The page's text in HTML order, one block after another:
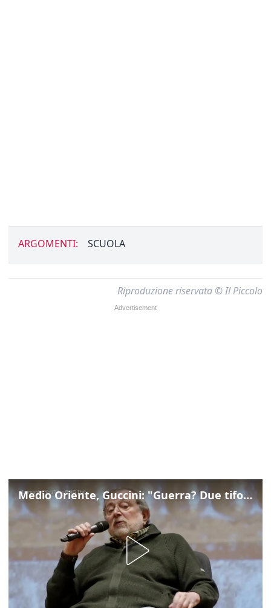
ARGOMENTI: SCUOLA
Riproduzione riservata © Il Piccolo
Medio Oriente, Guccini: "Guerra? Due tifoserie che si urlano contro e dimenticano vittime"